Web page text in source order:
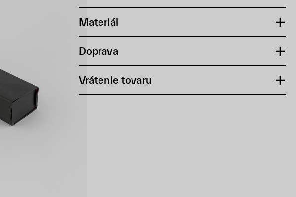
Materiál
Doprava
Vrátenie tovaru